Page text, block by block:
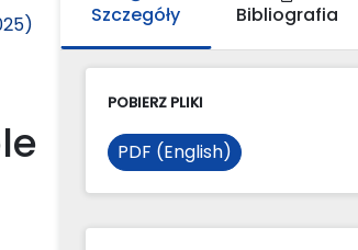
Szczegóły Bibliografia
POBIERZ PLIKI
PDF (English)